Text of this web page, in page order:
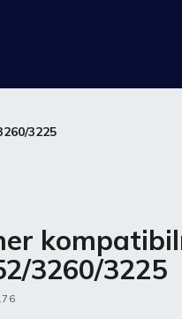
3225
3260/3225